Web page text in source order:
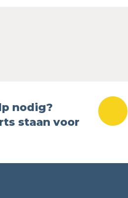
nodig?
staan voor